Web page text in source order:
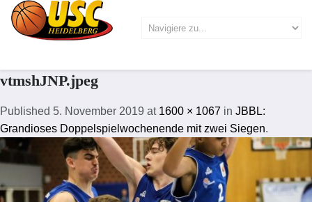
vtmshJNP.jpeg
Published 5. November 2019 at 1600 × 1067 in JBBL:
Grandioses Doppelspielwochenende mit zwei Siegen.